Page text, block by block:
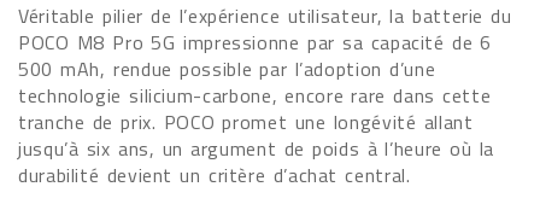
Véritable pilier de l’expérience utilisateur, la batterie du
POCO M8 Pro 5G impressionne par sa capacité de 6
500 mAh, rendue possible par l’adoption d’une
technologie silicium-carbone, encore rare dans cette
tranche de prix. POCO promet une longévité allant
jusqu’à six ans, un argument de poids à l’heure où la
durabilité devient un critère d’achat central.